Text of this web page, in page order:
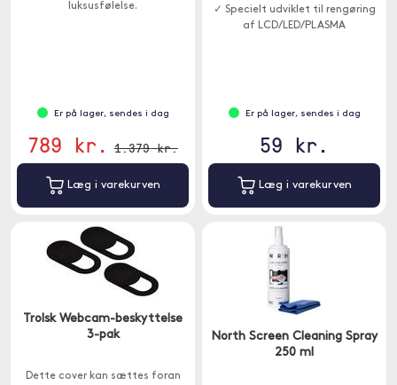
luksusfølelse.
Er på lager, sendes i dag
789 kr. 1.379 kr.
Læg i varekurven
✓ Specielt udviklet til rengøring
af LCD/LED/PLASMA
Er på lager, sendes i dag
59 kr.
Læg i varekurven
Trolsk Webcam-beskyttelse
3-pak
Dette cover kan sættes foran
North Screen Cleaning Spray
250 ml